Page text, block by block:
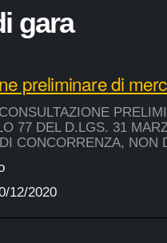
gara
preliminare di
77 DEL D.LGS. 31
CONCORRENZA, NON
12/2020